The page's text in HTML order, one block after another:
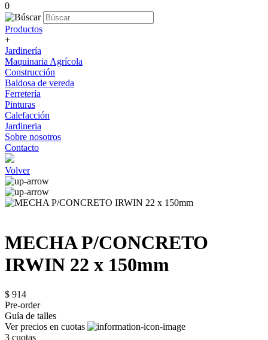
0
Productos
+
Jardinería
Maquinaria Agrícola
Construcción
Baldosa de vereda
Ferretería
Pinturas
Calefacción
Jardineria
Sobre nosotros
Contacto
Volver
MECHA P/CONCRETO
IRWIN 22 x 150mm
$ 914
Pre-order
Guía de talles
Ver precios en cuotas
3 cuotas